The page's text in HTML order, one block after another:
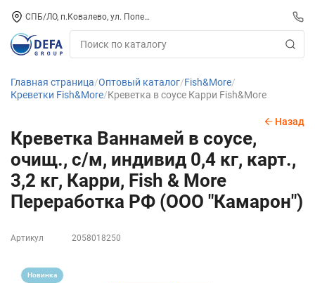
СПБ/ЛО, п.Ковалево, ул. Поперечная, д. 15, СК «ПИРС» («МОРОЗКО»)
Главная страница Оптовый каталог Fish&More
Креветки Fish&More Креветка в соусе Карри Fish&More
Креветка Ваннамей в соусе,
очищ., с/м, индивид 0,4 кг, карт.,
3,2 кг, Карри, Fish & More
Переработка РФ (ООО "Камарон")
Назад
Артикул 2058018250
Новинка